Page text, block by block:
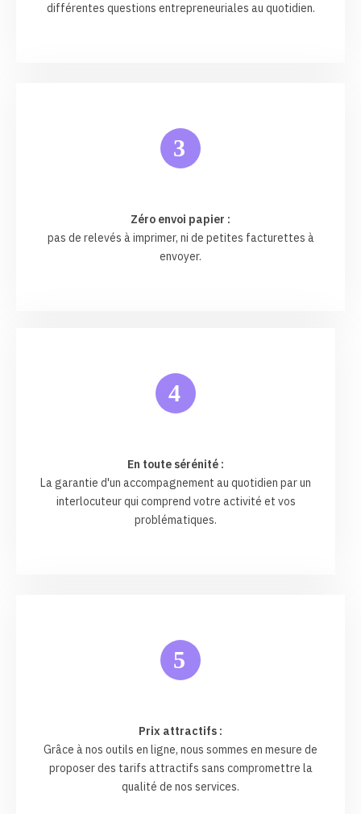
différentes questions entrepreneuriales au quotidien.
3
Zéro envoi papier :
pas de relevés à imprimer, ni de petites facturettes à
envoyer.
4
En toute sérénité :
La garantie d'un accompagnement au quotidien par un
interlocuteur qui comprend votre activité et vos
problématiques.
5
Prix attractifs :
Grâce à nos outils en ligne, nous sommes en mesure de
proposer des tarifs attractifs sans compromettre la
qualité de nos services.